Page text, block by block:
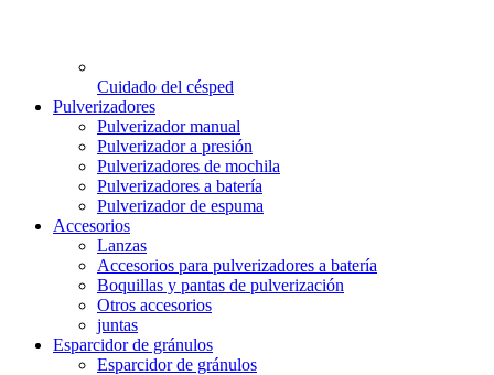
Cuidado del césped
Pulverizadores
Pulverizador manual
Pulverizador a presión
Pulverizadores de mochila
Pulverizadores a batería
Pulverizador de espuma
Accesorios
Lanzas
Accesorios para pulverizadores a batería
Boquillas y pantas de pulverización
Otros accesorios
juntas
Esparcidor de gránulos
Esparcidor de gránulos